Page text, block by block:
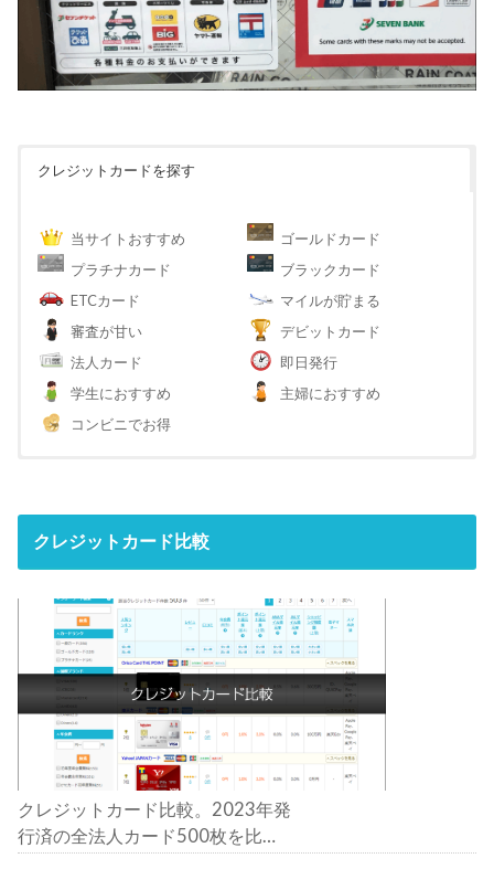
クレジットカードを探す
当サイトおすすめ
ゴールドカード
プラチナカード
ブラックカード
ETCカード
マイルが貯まる
審査が甘い
デビットカード
法人カード
即日発行
学生におすすめ
主婦におすすめ
コンビニでお得
クレジットカード比較
クレジットカード比較。2023年発
行済の全法人カード500枚を比